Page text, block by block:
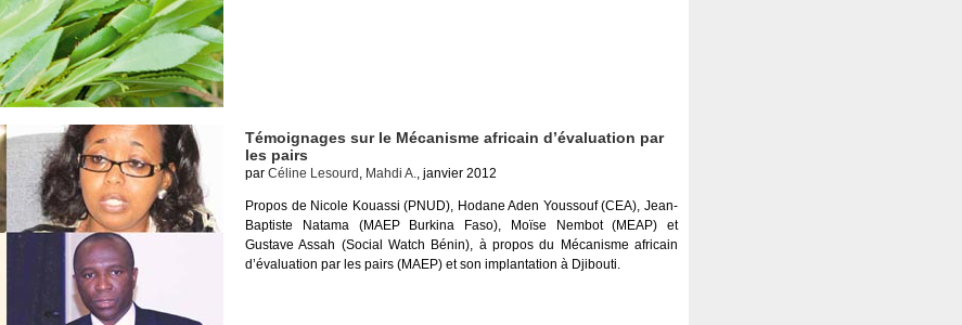
Témoignages sur le Mécanisme africain d’évaluation par
les pairs
par Céline Lesourd , Mahdi A., janvier 2012
Propos de Nicole Kouassi (PNUD), Hodane Aden Youssouf (CEA), Jean-
Baptiste Natama (MAEP Burkina Faso), Moïse Nembot (MEAP) et
Gustave Assah (Social Watch Bénin), à propos du Mécanisme africain
d’évaluation par les pairs (MAEP) et son implantation à Djibouti.